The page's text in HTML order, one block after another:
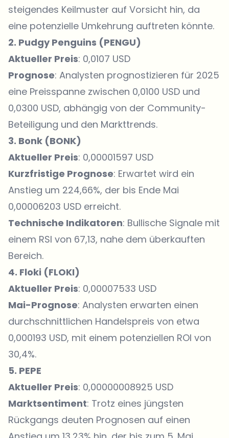
steigendes Keilmuster auf Vorsicht hin, da
eine potenzielle Umkehrung auftreten könnte.
2. Pudgy Penguins (PENGU)
Aktueller Preis: 0,0107 USD
Prognose: Analysten prognostizieren für 2025
eine Preisspanne zwischen 0,0100 USD und
0,0300 USD, abhängig von der Community-
Beteiligung und den Markttrends.
3. Bonk (BONK)
Aktueller Preis: 0,00001597 USD
Kurzfristige Prognose: Erwartet wird ein
Anstieg um 224,66%, der bis Ende Mai
0,00006203 USD erreicht.
Technische Indikatoren: Bullische Signale mit
einem RSI von 67,13, nahe dem überkauften
Bereich.
4. Floki (FLOKI)
Aktueller Preis: 0,00007533 USD
Mai-Prognose: Analysten erwarten einen
durchschnittlichen Handelspreis von etwa
0,000193 USD, mit einem potenziellen ROI von
30,4%.
5. PEPE
Aktueller Preis: 0,00000008925 USD
Marktsentiment: Trotz eines jüngsten
Rückgangs deuten Prognosen auf einen